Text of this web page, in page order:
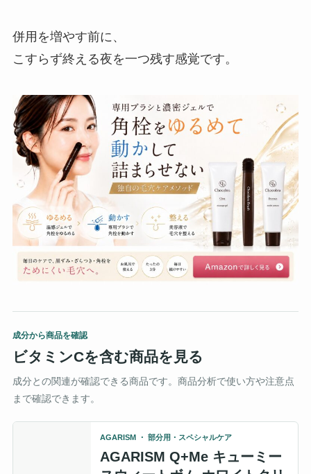
併用を増やす前に、
こすらず終える夜を一つ残す感覚です。
成分から商品を確認
ビタミンCを含む商品を見る
成分との関連が確認できる商品です。商品分析で使い方や注意点
まで確認できます。
AGARISM ・ 部分用・スペシャルケア
AGARISM Q+Me キューミー